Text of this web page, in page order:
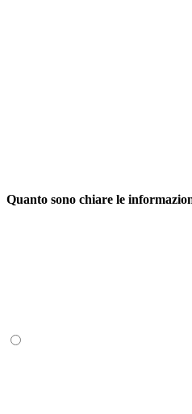
Quanto sono chiare le